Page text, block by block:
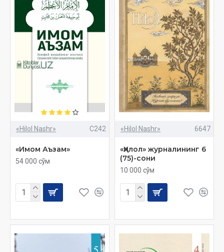
«Hilol Nashr» C242
«Имом Аъзам»
54 000 сўм
«Hilol Nashr» 6647
«Ҳилол» журналининг 6
(75)-сони
10 000 сўм